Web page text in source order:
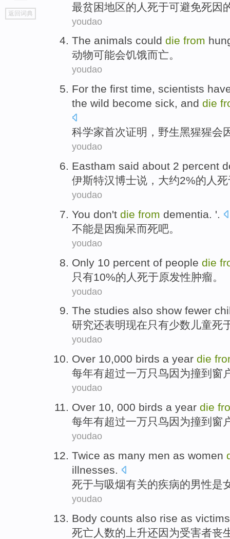
go
top
返回词典
最贫困地区的 人 死于可避免死因
youdao
The animals could die from
动物可能会饥饿而亡。
youdao
For the first time, scientists
the wild become sick, and die
科学家首次证明 ， 野生黑猩猩会
youdao
Eastham said about 2 percent
伊斯特汉博士说 ， 大约2%的人 死
youdao
You don't die from dementia. '.
不能是因痴呆而死吧。
youdao
Only 10 percent of people die
只有10%的 人 死于原发性肿瘤 。
youdao
The studies also show fewer
研究还表明现在只有少数 儿童死
youdao
Over 10,000 birds a year die
每年有超过一万只鸟因为撞到 窗
youdao
Over 10, 000 birds a year die
每年有超过一万只鸟因为撞到 窗
youdao
Twice as many men as women
illnesses.
死于与吸烟有关的疾病的男性是
youdao
Body counts also rise as victims
死亡 人数的 上升还因为受害者丧